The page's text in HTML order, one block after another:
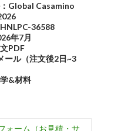
：Global Casamino
36588
年7月
PDF
ール（注文後2日~3
&材料
ォーム（お見積・サ